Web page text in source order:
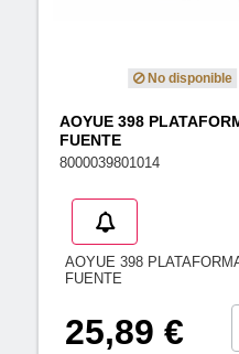
No disponible
AOYUE 398
FUENTE
8000039801014
AOYUE 398
FUENTE
25,89 €